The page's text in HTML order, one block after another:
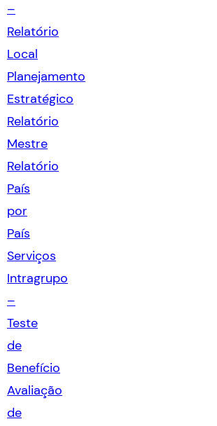
–
Relatório
Local
Planejamento
Estratégico
Relatório
Mestre
Relatório
País
por
País
Serviços
Intragrupo
–
Teste
de
Benefício
Avaliação
de